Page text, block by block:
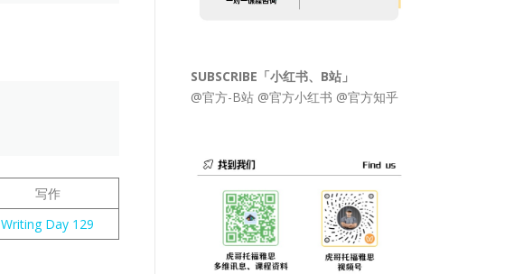
写作
Writing Day 129
SUBSCRIBE「小红书、B站」
@官方-B站 @官方小红书 @官方知乎